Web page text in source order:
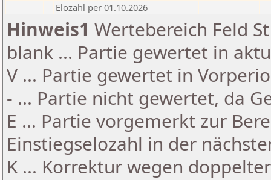
Elozahl per 01.10.2026
Hinweis1 Wertebereich Feld
blank ... Partie gewertet in
V ... Partie gewertet in
- ... Partie nicht gewertet, da
E ... Partie vorgemerkt zur
Einstiegselozahl in der
K ... Korrektur wegen